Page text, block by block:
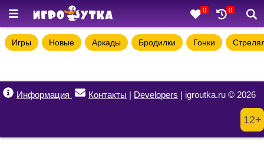
0 0
Игры Новые Аркады Бродилки Гонки
Информация Контакты | Developers | igroutka.ru © 2026
12+